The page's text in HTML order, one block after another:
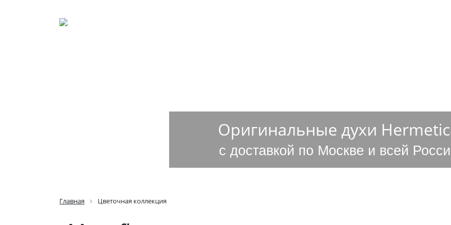
Оригинальные духи
с доставкой по Москве и всей
Главная Цветочная коллекция